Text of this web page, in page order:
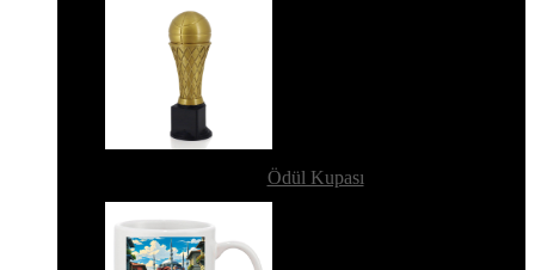
Ödül Kupası